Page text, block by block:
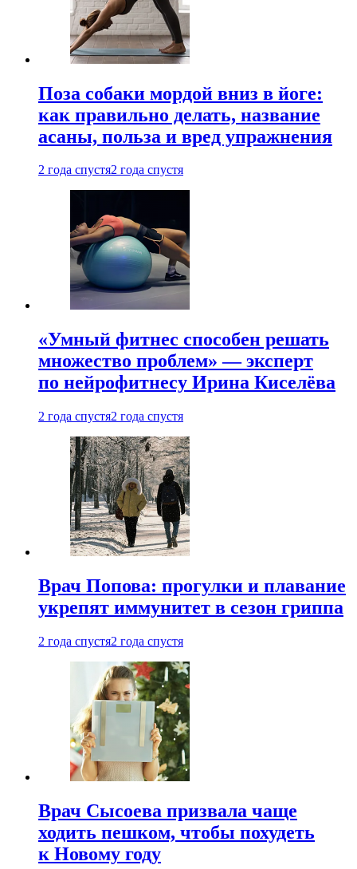
Поза собаки мордой вниз в йоге:
как правильно делать, название
асаны, польза и вред упражнения
2 года спустя2 года спустя
«Умный фитнес способен решать
множество проблем» — эксперт
по нейрофитнесу Ирина Киселёва
2 года спустя2 года спустя
Врач Попова: прогулки и плавание
укрепят иммунитет в сезон гриппа
2 года спустя2 года спустя
Врач Сысоева призвала чаще
ходить пешком, чтобы похудеть
к Новому году